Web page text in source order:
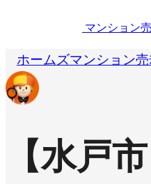
マンション
ホームズマンション売
【水戸